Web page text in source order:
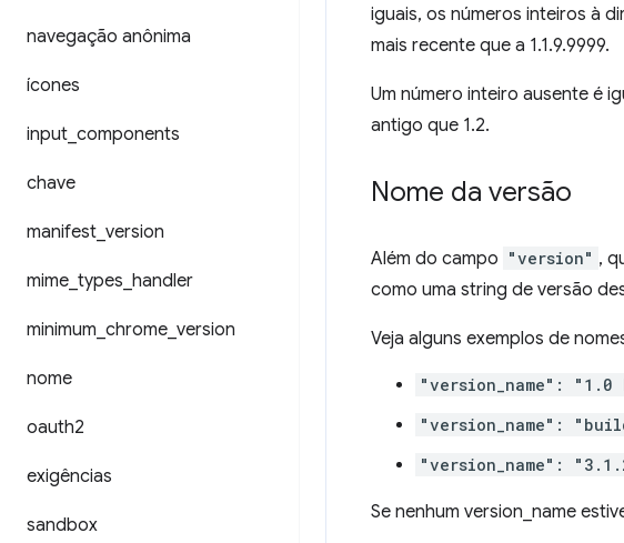
navegação anônima
ícones
input components
chave
manifest version
mime types handler
minimum chrome version
nome
oauth2
exigências
sandbox
iguais, os números inteiros à
mais recente que a 1.1.9.9999.
Um número inteiro ausente é
antigo que 1.2.
Nome da versão
Além do campo "version" ,
como uma string de versão
Veja alguns exemplos de
"version_name": "1.0
"version_name":
"version_name":
Se nenhum version_name